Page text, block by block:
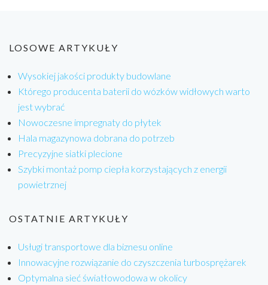
LOSOWE ARTYKUŁY
Wysokiej jakości produkty budowlane
Którego producenta baterii do wózków widłowych warto
jest wybrać
Nowoczesne impregnaty do płytek
Hala magazynowa dobrana do potrzeb
Precyzyjne siatki plecione
Szybki montaż pomp ciepła korzystających z energii
powietrznej
OSTATNIE ARTYKUŁY
Usługi transportowe dla biznesu online
Innowacyjne rozwiązanie do czyszczenia turbosprężarek
Optymalna sieć światłowodowa w okolicy